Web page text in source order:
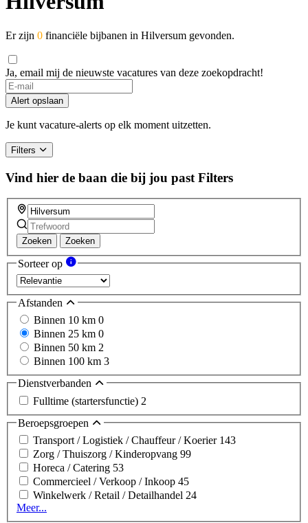
Er zijn 0 financiële bijbanen in Hilversum gevonden.
Ja, email mij de nieuwste vacatures van deze zoekopdracht!
If
you
are
a
ignore
this
field
Alert opslaan
Je kunt vacature-alerts op elk moment uitzetten.
Filters
Vind hier de baan die bij jou past Filters
Zoeken Zoeken
Sorteer op
Afstanden
Binnen 10 km 0
Binnen 25 km 0
Binnen 50 km 2
Binnen 100 km 3
Dienstverbanden
Fulltime (startersfunctie) 2
Beroepsgroepen
Transport / Logistiek / Chauffeur / Koerier 143
Zorg / Thuiszorg / Kinderopvang 99
Horeca / Catering 53
Commercieel / Verkoop / Inkoop 45
Winkelwerk / Retail / Detailhandel 24
Meer...